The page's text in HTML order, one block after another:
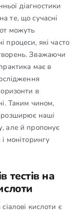
діагностики
те, що сучасні
можуть
процеси, які часто
Зважаючи
має в
в
Таким чином,
розширює наші
але й пропонує
моніторингу
тестів на
кислоти є